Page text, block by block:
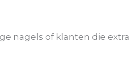
nagels of klanten die extra